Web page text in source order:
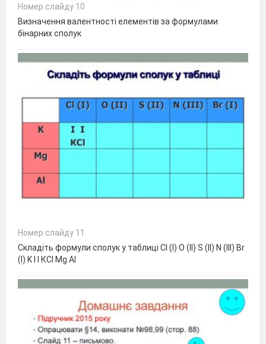
Номер слайду 10
Визначення валентності елементів за формулами
бінарних сполук
Номер слайду 11
Складіть формули сполук у таблиці Cl (I) O (II) S (II) N (III) Br
(I) K I I КСl Mg Al